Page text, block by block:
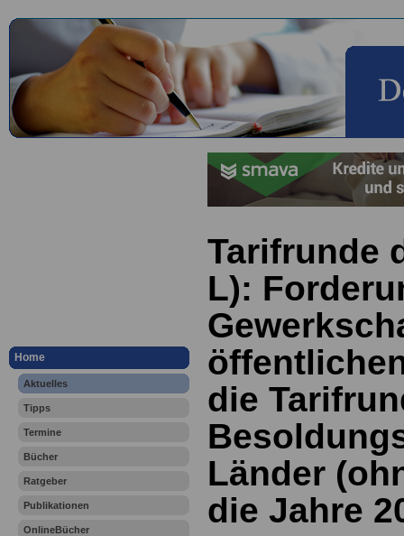
Home
Aktuelles
Tipps
Termine
Bücher
Ratgeber
Publikationen
OnlineBücher
Tarifrunde
L):
die
Länder
die Jahre